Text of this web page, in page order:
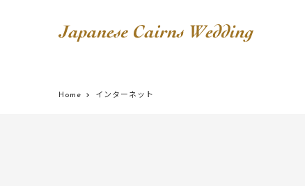
Home インターネット